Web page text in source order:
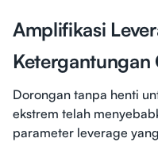
Amplifikasi
Ketergantungan
Dorongan tanpa henti
ekstrem telah
parameter leverage